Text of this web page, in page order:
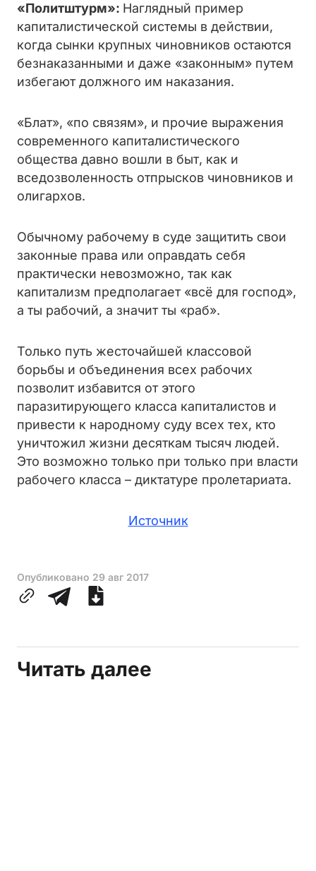
«Политштурм»: Наглядный пример
капиталистической системы в действии,
когда сынки крупных чиновников остаются
безнаказанными и даже «законным» путем
избегают должного им наказания.
«Блат», «по связям», и прочие выражения
современного капиталистического
общества давно вошли в быт, как и
вседозволенность отпрысков чиновников и
олигархов.
Обычному рабочему в суде защитить свои
законные права или оправдать себя
практически невозможно, так как
капитализм предполагает «всё для господ»,
а ты рабочий, а значит ты «раб».
Только путь жесточайшей классовой
борьбы и объединения всех рабочих
позволит избавится от этого
паразитирующего класса капиталистов и
привести к народному суду всех тех, кто
уничтожил жизни десяткам тысяч людей.
Это возможно только при только при власти
рабочего класса – диктатуре пролетариата.
Источник
Опубликовано 29 авг 2017
Читать далее